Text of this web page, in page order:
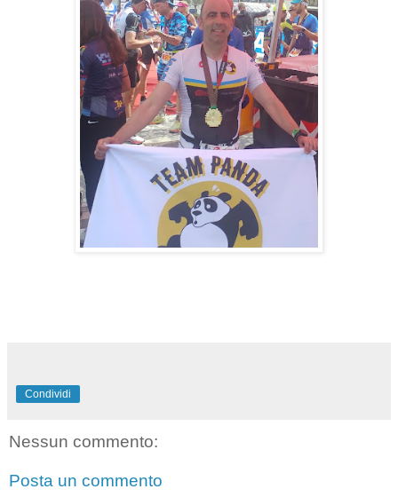
Condividi
Nessun commento:
Posta un commento